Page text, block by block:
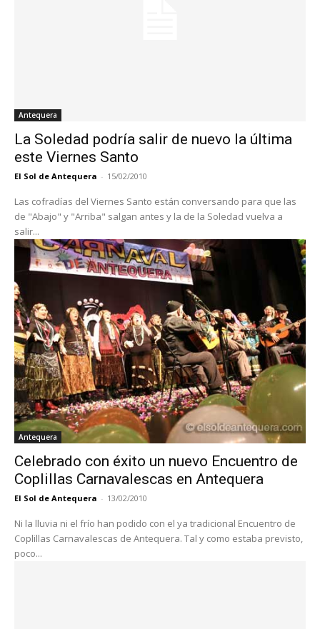
Antequera
La Soledad podría salir de nuevo la última
este Viernes Santo
El Sol de Antequera - 15/02/2010
Las cofradías del Viernes Santo están conversando para que las
de "Abajo" y "Arriba" salgan antes y la de la Soledad vuelva a
salir...
Antequera
Celebrado con éxito un nuevo Encuentro de
Coplillas Carnavalescas en Antequera
El Sol de Antequera - 13/02/2010
Ni la lluvia ni el frío han podido con el ya tradicional Encuentro de
Coplillas Carnavalescas de Antequera. Tal y como estaba previsto,
poco...